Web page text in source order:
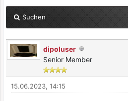
Suchen
dipoluser
Senior Member
15.06.2023, 14:15